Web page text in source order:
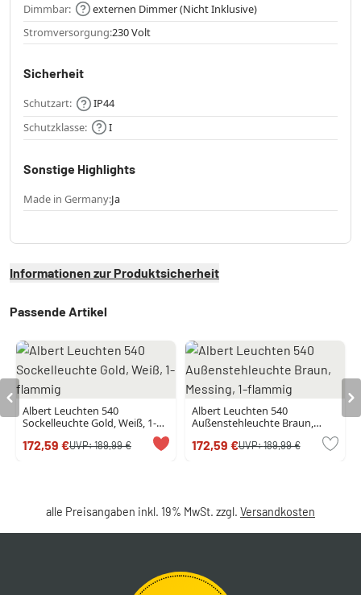
Dimmbar:
externen Dimmer (Nicht Inklusive)
Stromversorgung:230 Volt
Sicherheit
Schutzart:
IP44
Schutzklasse:
I
Sonstige Highlights
Made in Germany:Ja
Informationen zur Produktsicherheit
Passende Artikel
Albert Leuchten 540
Sockelleuchte Gold, Weiß, 1-
172,59 €UVP:189,99 €
Albert Leuchten 540
Außenstehleuchte Braun,
172,59 €UVP:189,99 €
alle Preisangaben inkl. 19% MwSt. zzgl. Versandkosten